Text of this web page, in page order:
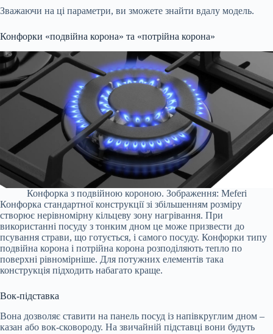
Зважаючи на ці параметри, ви зможете знайти вдалу модель.
Конфорки «подвійна корона» та «потрійна корона»
Конфорка з подвійною короною. Зображення: Meferi
Конфорка стандартної конструкції зі збільшенням розміру
створює нерівномірну кільцеву зону нагрівання. При
використанні посуду з тонким дном це може призвести до
псування страви, що готується, і самого посуду. Конфорки типу
подвійна корона і потрійна корона розподіляють тепло по
поверхні рівномірніше. Для потужних елементів така
конструкція підходить набагато краще.
Вок-підставка
Вона дозволяє ставити на панель посуд із напівкруглим дном –
казан або вок-сковороду. На звичайній підставці вони будуть